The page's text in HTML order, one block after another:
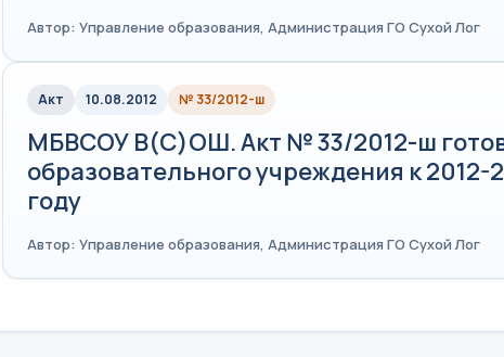
Автор: Управление образования, Администрация ГО Сухой Лог
Акт 10.08.2012 № 33/2012-ш
МБВСОУ В(С)ОШ. Акт № 33/2012-ш
образовательного учреждения к 2012-
году
Автор: Управление образования, Администрация ГО Сухой Лог